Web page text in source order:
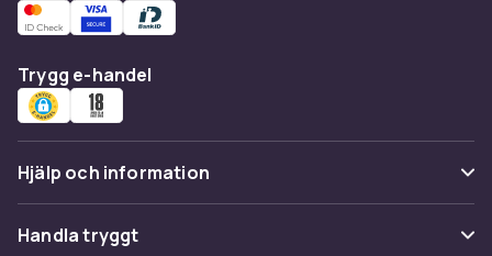
Trygg e-handel
Hjälp och information
Vanliga frågor
Handla tryggt